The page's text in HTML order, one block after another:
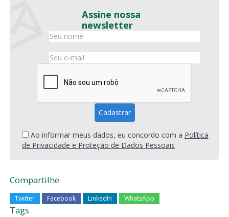
Assine nossa
newsletter
Ao informar meus dados, eu concordo com a Política
de Privacidade e Proteção de Dados Pessoais
Compartilhe
Twitter Facebook LinkedIn WhatsApp
Tags